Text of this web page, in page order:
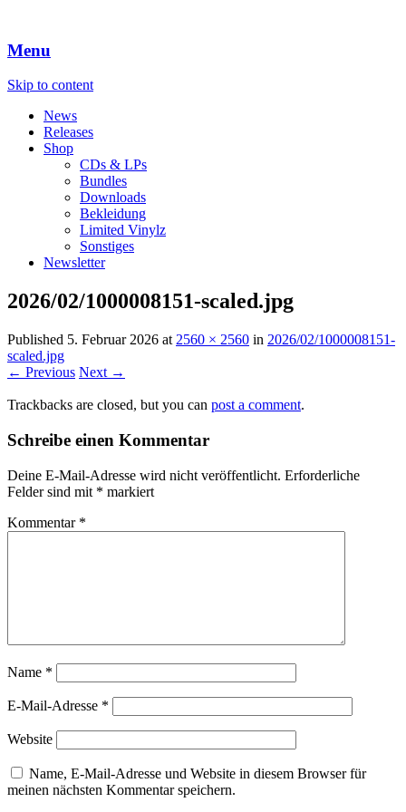
Menu
Skip to content
News
Releases
Shop
CDs & LPs
Bundles
Downloads
Bekleidung
Limited Vinylz
Sonstiges
Newsletter
2026/02/1000008151-scaled.jpg
Published 5. Februar 2026 at 2560 × 2560 in 2026/02/1000008151-
scaled.jpg
← Previous Next →
Trackbacks are closed, but you can post a comment.
Schreibe einen Kommentar
Deine E-Mail-Adresse wird nicht veröffentlicht. Erforderliche
Felder sind mit * markiert
Kommentar *
Name *
E-Mail-Adresse *
Website
Name, E-Mail-Adresse und Website in diesem Browser für
meinen nächsten Kommentar speichern.